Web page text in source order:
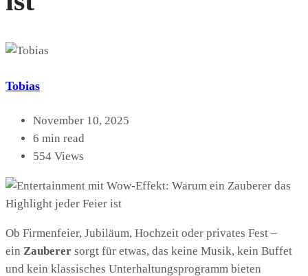
Tobias
November 10, 2025
6 min read
554 Views
Ob Firmenfeier, Jubiläum, Hochzeit oder privates Fest –
ein Zauberer sorgt für etwas, das keine Musik, kein Buffet
und kein klassisches Unterhaltungsprogramm bieten